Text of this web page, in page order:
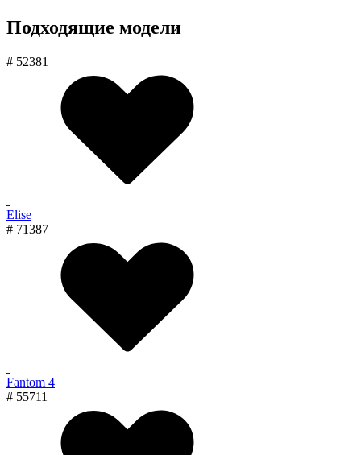
Подходящие модели
# 52381
Elise
# 71387
Fantom 4
# 55711